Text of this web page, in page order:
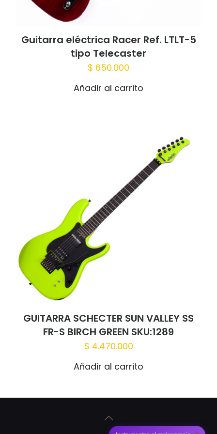
Guitarra eléctrica Racer Ref. LTLT-5
tipo Telecaster
$ 650.000
Añadir al carrito
GUITARRA SCHECTER SUN VALLEY SS
FR-S BIRCH GREEN SKU:1289
$ 4.470.000
Añadir al carrito